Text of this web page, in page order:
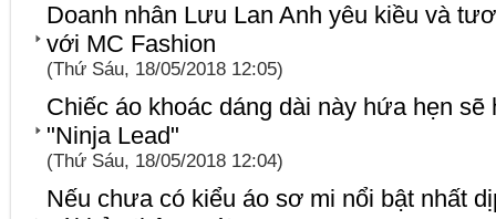
Doanh nhân Lưu Lan Anh yêu kiều và
với MC Fashion
(Thứ Sáu, 18/05/2018 12:05)
Chiếc áo khoác dáng dài này hứa hẹn sẽ
"Ninja Lead"
(Thứ Sáu, 18/05/2018 12:04)
Nếu chưa có kiểu áo sơ mi nổi bật nhất